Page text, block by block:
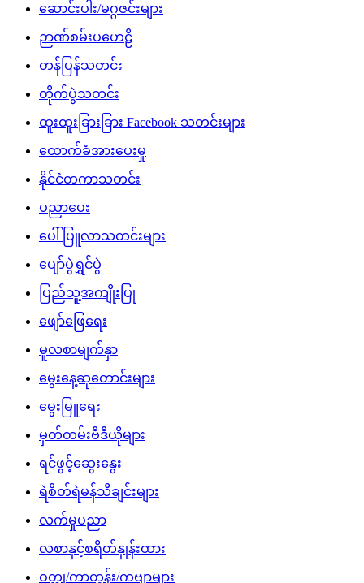
ဆောင်းပါး/မဂ္ဂဇင်းများ
ဉာဏ်စမ်းပဟေဠိ
တန်ပြန်သတင်း
တိုက်ပွဲသတင်း
ထူးထူးခြားခြား Facebook သတင်းများ
ထောက်ခံအားပေးမှု
နိုင်ငံတကာသတင်း
ပညာပေး
ပေါ်ပြူလာသတင်းများ
ပျော်ပွဲရွှင်ပွဲ
ပြည်သူ့အကျိုးပြု
ဖျော်ဖြေရေး
မူလစာမျက်နှာ
မွေးနေ့ဆုတောင်းများ
မွေးမြူရေး
မှတ်တမ်းဗီဒီယိုများ
ရင်ဖွင့်ဆွေးနွေး
ရဲစိတ်ရဲမန်သီချင်းများ
လက်မှုပညာ
လစာနှင့်စရိတ်နှုန်းထား
ဝတ္ထု/ကာတွန်း/ကဗျာများ